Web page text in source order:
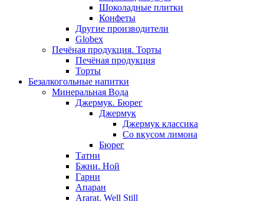
Шоколадные плитки
Конфеты
Другие производители
Globex
Печёная продукция. Торты
Печёная продукция
Торты
Безалкогольные напитки
Минеральная Вода
Джермук. Бюрег
Джермук
Джермук классика
Со вкусом лимона
Бюрег
Татни
Бжни. Ной
Гарни
Апаран
Ararat. Well Still